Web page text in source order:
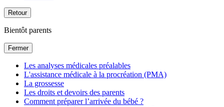
Retour
Bientôt parents
Fermer
Les analyses médicales préalables
L'assistance médicale à la procréation (PMA)
La grossesse
Les droits et devoirs des parents
Comment préparer l’arrivée du bébé ?